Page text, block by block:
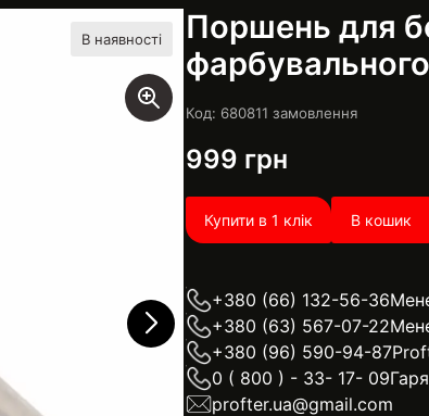
В наявності
Поршень для
Код: 680811 замовлення
999 грн
Купити в 1 клік В кошик
+380 (66) 132-56-36
+380 (63) 567-07-22
+380 (96) 590-94-87
0 ( 800 ) - 33- 17- 09
profter.ua@gmail.com